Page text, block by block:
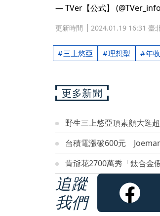
— TVer【公式】
更新時間 2024.01.19 16:31 臺
三上悠亞 理想型 年
更多新聞
野生三上悠亞頂素顏大逛
台積電漲破600元
肯爺花2700萬秀「鈦合
追蹤
我們